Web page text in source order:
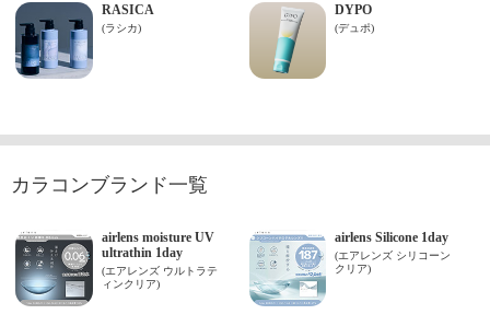
カラコンブランド一覧